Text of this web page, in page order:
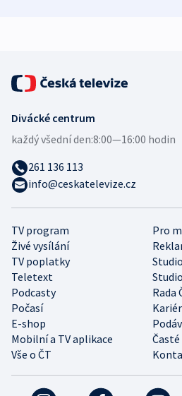
TV program
Pro
Živé vysílání
TV poplatky
Teletext
Podcasty
Rada
Počasí
E-shop
Mobilní a TV aplikace
Vše o ČT
Divácké centrum
každý všední den:8:00—16:00 hodin
261 136 113
info@ceskatelevize.cz